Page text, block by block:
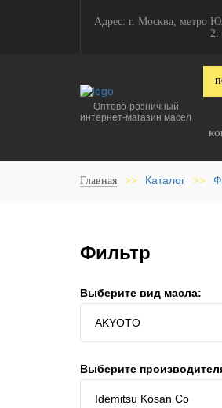
Адрес: г. Москва, метро
2.
Оптово-розничный
интернет-магазин масел
Главная >> Каталог >>
Фильтр
Выберите вид масла:
Выберите